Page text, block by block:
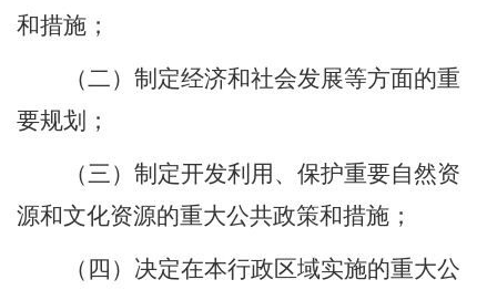
和措施；
（二）制定经济和社会发展等方面的重
要规划；
（三）制定开发利用、保护重要自然资
源和文化资源的重大公共政策和措施；
（四）决定在本行政区域实施的重大公